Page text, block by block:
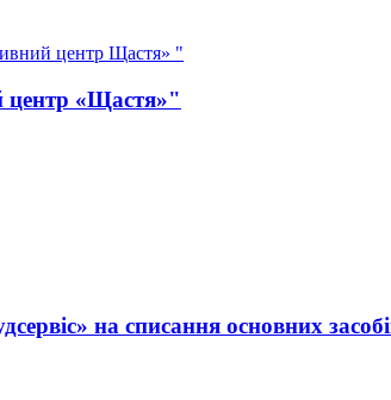
центр Щастя» "
центр «Щастя»"
на списання основних